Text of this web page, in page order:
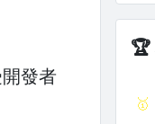
發者
🏆
🥇